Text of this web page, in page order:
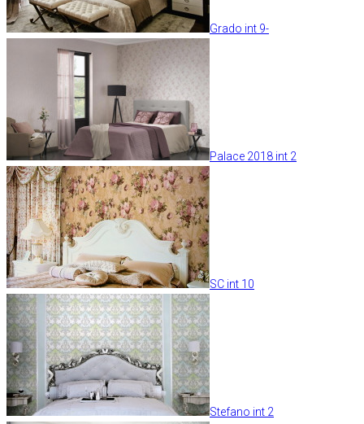
Grado int 9-
Palace 2018 int 2
SC int 10
Stefano int 2